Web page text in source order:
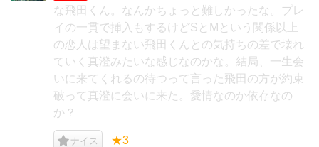
な飛田くん。なんかちょっと難しかったな。プレ
イの一貫で挿入もするけどSとMという関係以上
の恋人は望まない飛田くんとの気持ちの差で壊れ
ていく真澄みたいな感じなのかな。結局、一生会
いに来てくれるの待つって言った飛田の方が約束
破って真澄に会いに来た。愛情なのか依存なの
か？
ナイス ★3